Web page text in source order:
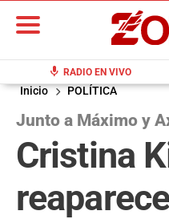
mic RADIO EN VIVO
Inicio POLÍTICA
Junto a Máximo y
Cristina